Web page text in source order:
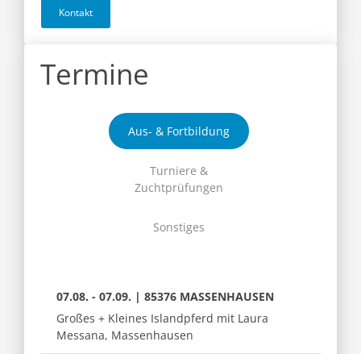
Kontakt
Termine
Aus- & Fortbildung
Turniere &
Zuchtprüfungen
Sonstiges
07.08. - 07.09. | 85376 MASSENHAUSEN
Großes + Kleines Islandpferd mit Laura
Messana, Massenhausen